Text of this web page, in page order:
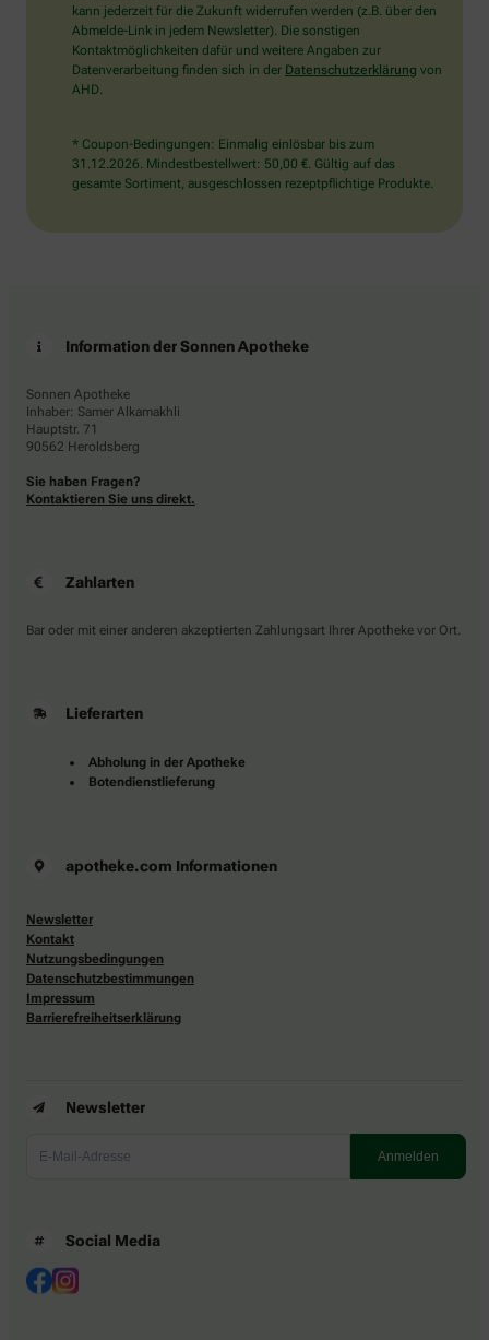
Haus.
kann jederzeit für die Zukunft widerrufen werden (z.B. über den
Abmelde-Link in jedem Newsletter). Die sonstigen
Kontaktmöglichkeiten dafür und weitere Angaben zur
Datenverarbeitung finden sich in der Datenschutzerklärung von
AHD.
* Coupon-Bedingungen: Einmalig einlösbar bis zum
31.12.2026. Mindestbestellwert: 50,00 €. Gültig auf das
gesamte Sortiment, ausgeschlossen rezeptpflichtige Produkte.
Information der Sonnen Apotheke
Sonnen Apotheke
Inhaber: Samer Alkamakhli
Hauptstr. 71
90562 Heroldsberg
Sie haben Fragen?
Kontaktieren Sie uns direkt.
Zahlarten
Bar oder mit einer anderen akzeptierten Zahlungsart Ihrer Apotheke vor Ort.
Lieferarten
Abholung in der Apotheke
Botendienstlieferung
apotheke.com Informationen
Newsletter
Kontakt
Nutzungsbedingungen
Datenschutzbestimmungen
Impressum
Barrierefreiheitserklärung
Newsletter
Social Media